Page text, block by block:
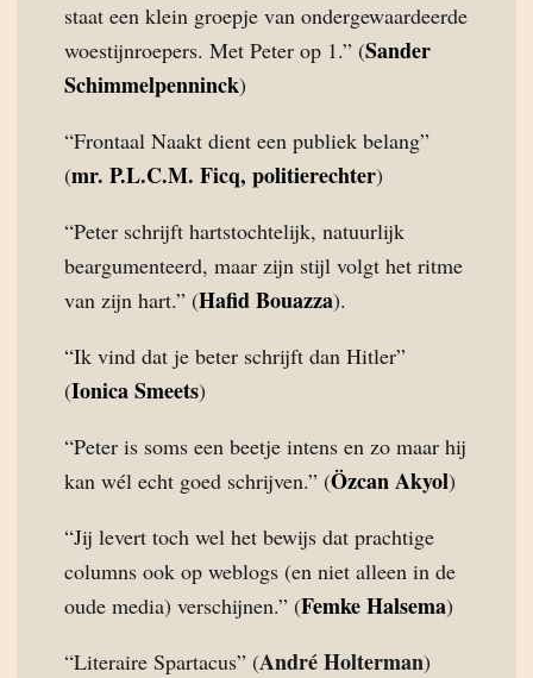
staat een klein groepje van ondergewaardeerde
woestijnroepers. Met Peter op 1.” (Sander
Schimmelpenninck)
“Frontaal Naakt dient een publiek belang”
(mr. P.L.C.M. Ficq, politierechter)
“Peter schrijft hartstochtelijk, natuurlijk
beargumenteerd, maar zijn stijl volgt het ritme
van zijn hart.” (Hafid Bouazza).
“Ik vind dat je beter schrijft dan Hitler”
(Ionica Smeets)
“Peter is soms een beetje intens en zo maar hij
kan wél echt goed schrijven.” (Özcan Akyol)
“Jij levert toch wel het bewijs dat prachtige
columns ook op weblogs (en niet alleen in de
oude media) verschijnen.” (Femke Halsema)
“Literaire Spartacus” (André Holterman)